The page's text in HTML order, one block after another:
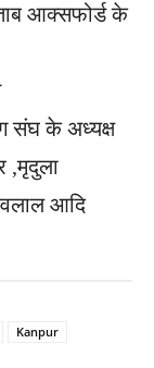
आक्सफोर्ड के
संघ के अध्यक्ष
,मृदुला
आदि
Kanpur